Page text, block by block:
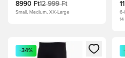
8990 Ft12 999 Ft
Small, Medium, XX-Large
6-
14
Megnyit egy modált a
-34%